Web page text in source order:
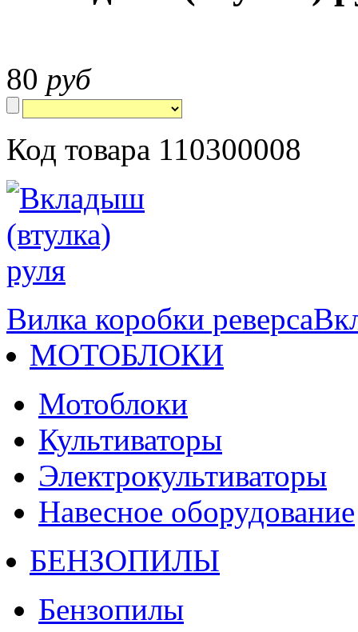
80 руб
Код товара 110300008
Вилка коробки реверса
МОТОБЛОКИ
Мотоблоки
Культиваторы
Электрокультиваторы
Навесное оборудование
БЕНЗОПИЛЫ
Бензопилы